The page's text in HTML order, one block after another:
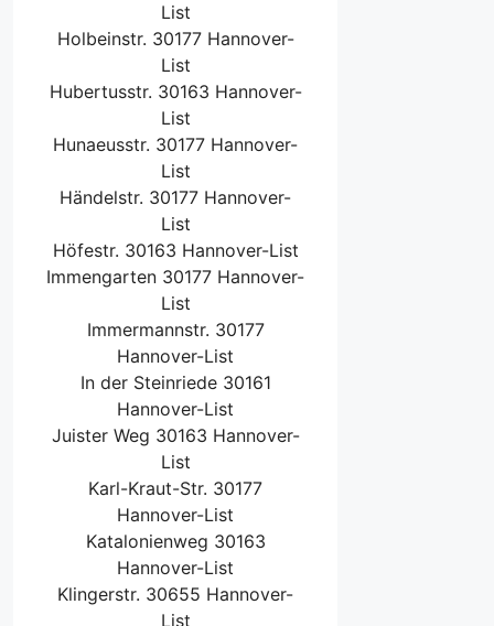
List
Holbeinstr. 30177 Hannover-
List
Hubertusstr. 30163 Hannover-
List
Hunaeusstr. 30177 Hannover-
List
Händelstr. 30177 Hannover-
List
Höfestr. 30163 Hannover-List
Immengarten 30177 Hannover-
List
Immermannstr. 30177
Hannover-List
In der Steinriede 30161
Hannover-List
Juister Weg 30163 Hannover-
List
Karl-Kraut-Str. 30177
Hannover-List
Katalonienweg 30163
Hannover-List
Klingerstr. 30655 Hannover-
List